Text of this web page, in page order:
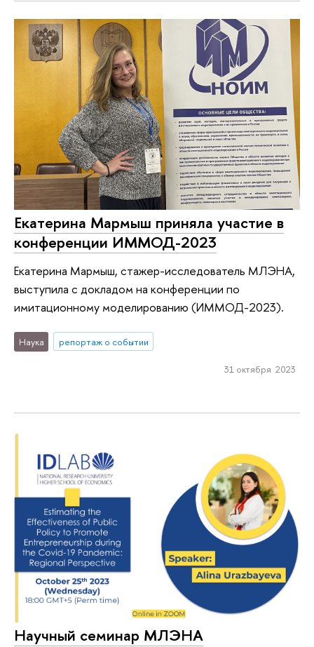
Екатерина Мармыш приняла участие в
конференции ИММОД-2023
Екатерина Мармыш, стажер-исследователь МЛЭНА,
выступила с докладом на конференции по
имитационному моделированию (ИММОД-2023).
Наука репортаж о событии
31 октября 2023
Научный семинар МЛЭНА